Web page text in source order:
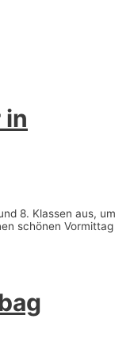
in
8. Klassen aus, um
schönen Vormittag